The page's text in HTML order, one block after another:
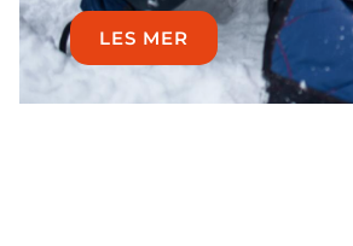
LES MER